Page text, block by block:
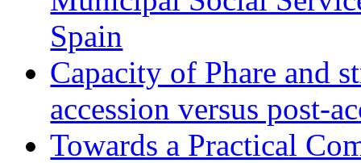
Spain
Capacity of Phare and
accession versus post-
Towards a Practical